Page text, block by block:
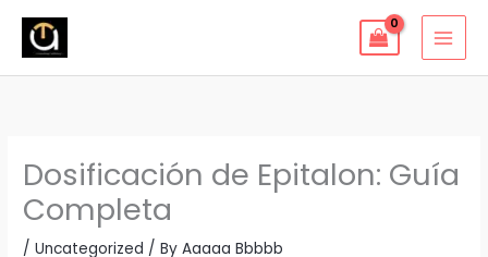
Skip
Dosificación de Epitalon: Guía
Completa
/Uncategorized / ByAaaaa Bbbbb